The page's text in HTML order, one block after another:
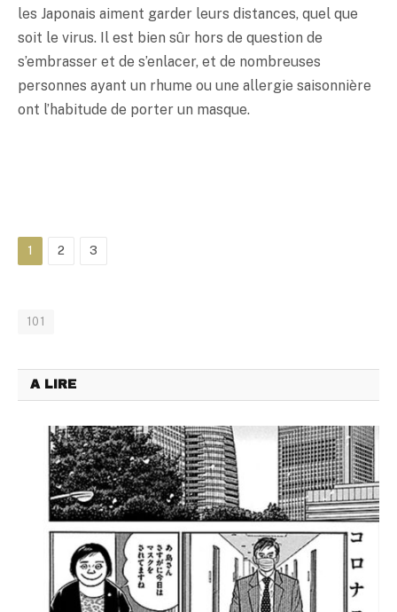
les Japonais aiment garder leurs distances, quel que
soit le virus. Il est bien sûr hors de question de
s’embrasser et de s’enlacer, et de nombreuses
personnes ayant un rhume ou une allergie saisonnière
ont l’habitude de porter un masque.
1 2 3
101
A LIRE